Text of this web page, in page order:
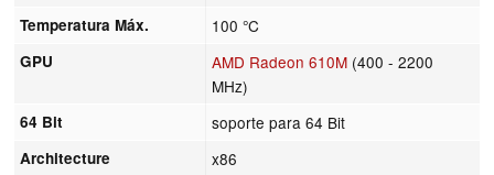
Temperatura Máx. 100 °C
GPU AMD Radeon 610M (400 - 2200
MHz)
64 Bit soporte para 64 Bit
Architecture x86